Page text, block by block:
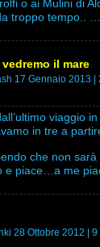
o ai Mulini di
troppo tempo..
il mare
17 Gennaio 2013 |
in tre a
che non
e piace…a me
28 Ottobre 2012 | 9